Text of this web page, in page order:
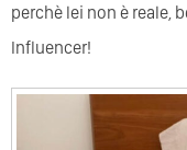
perchè lei non è reale,
Influencer!